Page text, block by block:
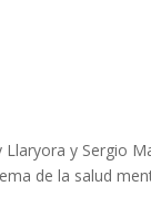
y Sergio
de la salud